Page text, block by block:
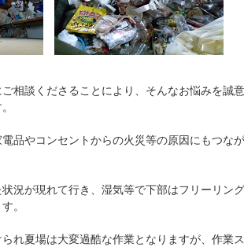
相談くださることにより、そんなお悩みを誠意
品やコンセントからの火災等の原因にもつなが
況が現れて行き、湿気等で下部はフリーリング
。
れ夏場は大変過酷な作業となりますが、作業ス